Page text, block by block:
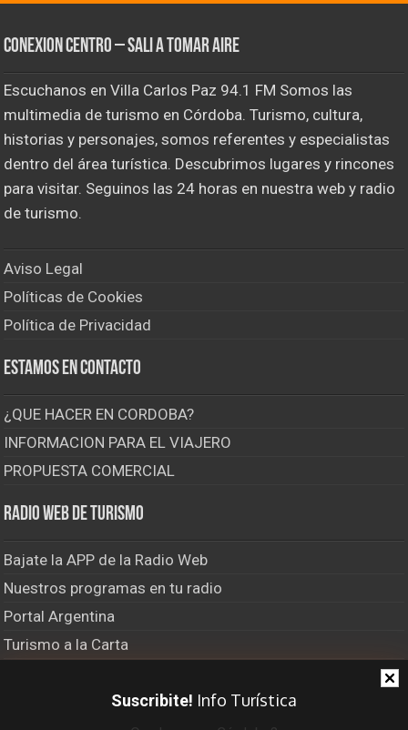
Suscribite! Info Turística
CONEXION CENTRO – Sali a tomar aire
Escuchanos en Villa Carlos Paz 94.1 FM Somos las
multimedia de turismo en Córdoba. Turismo, cultura,
historias y personajes, somos referentes y especialistas
dentro del área turística. Descubrimos lugares y rincones
para visitar. Seguinos las 24 horas en nuestra web y radio
de turismo.
Aviso Legal
Políticas de Cookies
Política de Privacidad
Estamos en contacto
¿QUE HACER EN CORDOBA?
INFORMACION PARA EL VIAJERO
PROPUESTA COMERCIAL
Radio Web de Turismo
Bajate la APP de la Radio Web
Nuestros programas en tu radio
Portal Argentina
Turismo a la Carta
Viajero Frecuente Radio